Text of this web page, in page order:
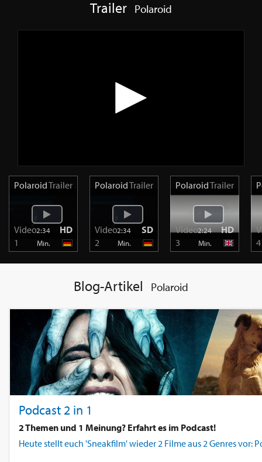
Trailer Polaroid
PolaroidTrailer
Video
1
2:34
Min.
HD
PolaroidTrailer
Video
2
2:34
Min.
SD
PolaroidTrailer
Video
3
2:24
Min.
HD
4
Blog-Artikel Polaroid
Podcast 2 in 1
2 Themen und 1 Meinung? Erfahrt es im Podcast!
Heute stellt euch 'Sneakfilm' wieder 2 Filme aus 2 Genres